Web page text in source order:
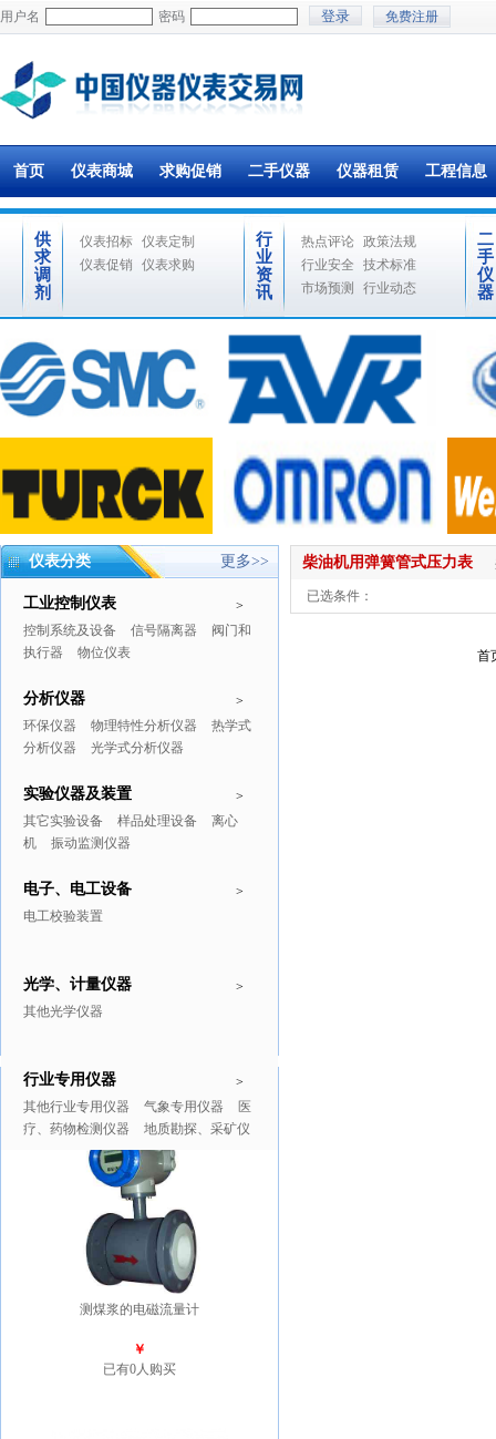
用户名 密码 免费注册
首页 仪表商城 求购促销 二手仪器 仪器租赁 工程信息
供
求
调
剂
仪表招标 仪表定制
仪表促销
仪表求购
行
业
资
讯
热点评论 政策法规
行业安全
技术标准
市场预测
行业动态
二
手
仪
器
仪表分类 更多>>
>
工业控制仪表
控制系统及设备 信号隔离器
阀门和
执行器
物位仪表
>
分析仪器
环保仪器 物理特性分析仪器
热学式
分析仪器
光学式分析仪器
>
实验仪器及装置
其它实验设备 样品处理设备
离心
机
振动监测仪器
>
电子、电工设备
电工校验装置
>
光学、计量仪器
其他光学仪器
>
行业专用仪器
其他行业专用仪器 气象专用仪器
医
疗、药物检测仪器
地质勘探、采矿仪
推广商品 更多>>
测煤浆的电磁流量计
￥
已有0人购买
柴油机用弹簧管式压力表
已选条件：
首